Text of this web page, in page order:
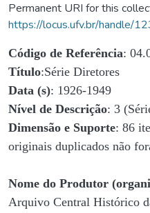
Permanent URI for this
https://locus.ufv.br/handle/
Código de Referência:
Título:Série Diretores
Data (s): 1926-1949
Nível de Descrição: 3
Dimensão e Suporte: 86
originais duplicados não
Nome do Produtor
Arquivo Central Histórico